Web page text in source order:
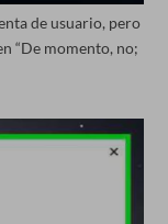
de usuario, pero
“De momento, no;